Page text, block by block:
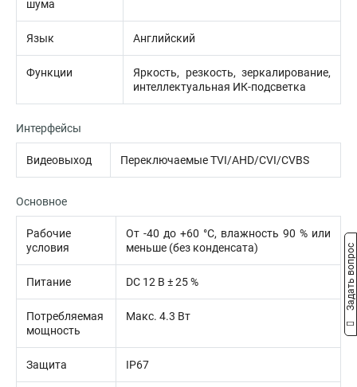
шума
Язык Английский
Функции
Яркость, резкость, зеркалирование,
интеллектуальная ИК-подсветка
Интерфейсы
Видеовыход Переключаемые TVI/AHD/CVI/CVBS
Основное
Рабочие
условия
От -40 до +60 °C, влажность 90 % или
меньше (без конденсата)
Питание DC 12 В ± 25 %
Потребляемая
мощность
Макс. 4.3 Вт
Защита IP67
Задать вопрос